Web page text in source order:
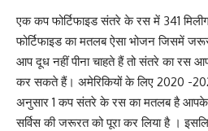
एक कप फोर्टिफाइड संतरे के रस में 341
फोर्टिफाइड का मतलब ऐसा भोजन जिसमें
आप दूध नहीं पीना चाहते हैं तो संतरे का रस
कर सकते हैं। अमेरिकियों के लिए 2020 -
अनुसार 1 कप संतरे के रस का मतलब है आपके
सर्विस की जरूरत को पूरा कर लिया है ।